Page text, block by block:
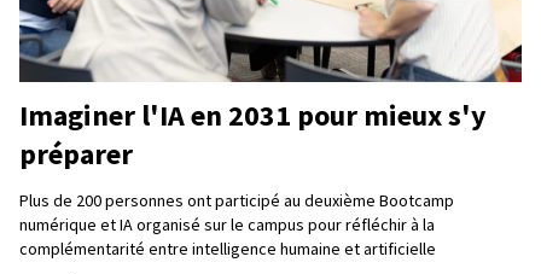
Imaginer l'IA en 2031 pour mieux s'y
préparer
Plus de 200 personnes ont participé au deuxième Bootcamp
numérique et IA organisé sur le campus pour réfléchir à la
complémentarité entre intelligence humaine et artificielle